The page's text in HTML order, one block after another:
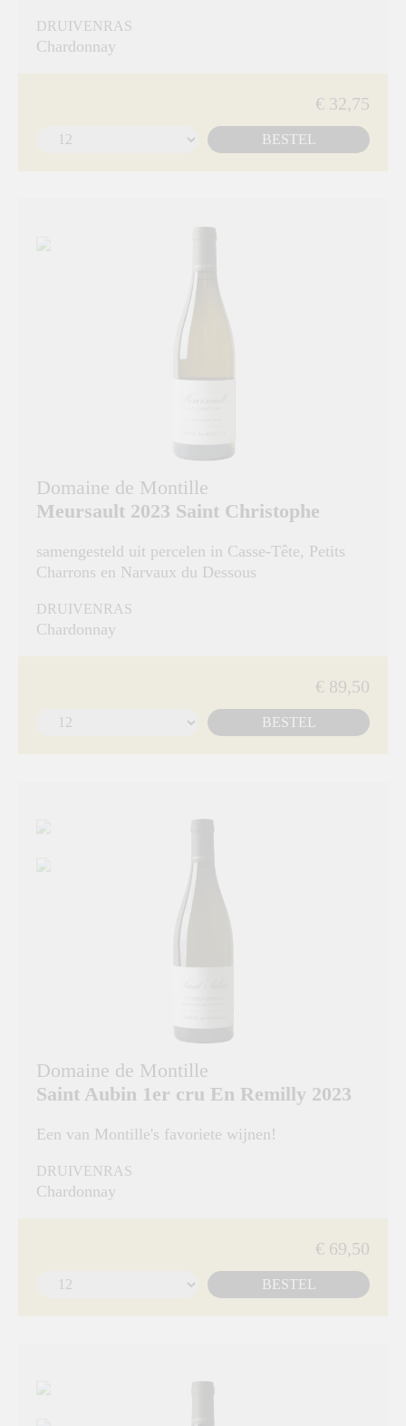
DRUIVENRAS
Chardonnay
€ 32,75
BESTEL
Domaine de Montille
Meursault 2023 Saint Christophe
samengesteld uit percelen in Casse-Tête, Petits
Charrons en Narvaux du Dessous
DRUIVENRAS
Chardonnay
€ 89,50
BESTEL
Domaine de Montille
Saint Aubin 1er cru En Remilly 2023
Een van Montille's favoriete wijnen!
DRUIVENRAS
Chardonnay
€ 69,50
BESTEL